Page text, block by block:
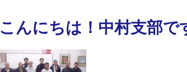
こんにちは！中村支部で